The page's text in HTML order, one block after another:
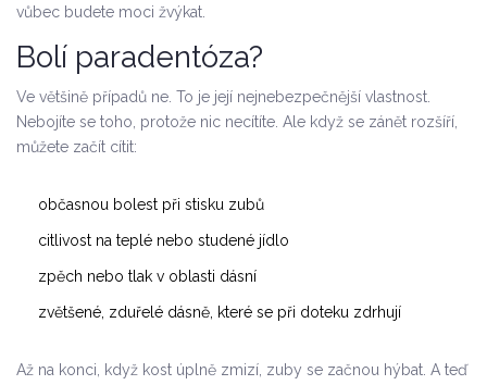
vůbec budete moci žvýkat.
Bolí paradentóza?
Ve většině případů ne. To je její nejnebezpečnější vlastnost.
Nebojíte se toho, protože nic necítíte. Ale když se zánět rozšíří,
můžete začít cítit:
občasnou bolest při stisku zubů
citlivost na teplé nebo studené jídlo
zpěch nebo tlak v oblasti dásní
zvětšené, zduřelé dásně, které se při doteku zdrhují
Až na konci, když kost úplně zmizí, zuby se začnou hýbat. A teď